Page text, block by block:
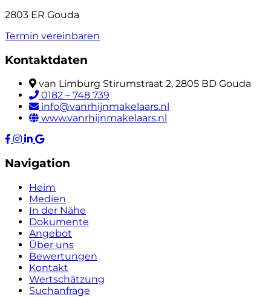
2803 ER Gouda
Termin vereinbaren
Kontaktdaten
van Limburg Stirumstraat 2, 2805 BD Gouda
0182 – 748 739
info@vanrhijnmakelaars.nl
www.vanrhijnmakelaars.nl
Navigation
Heim
Medien
In der Nähe
Dokumente
Angebot
Über uns
Bewertungen
Kontakt
Wertschätzung
Suchanfrage